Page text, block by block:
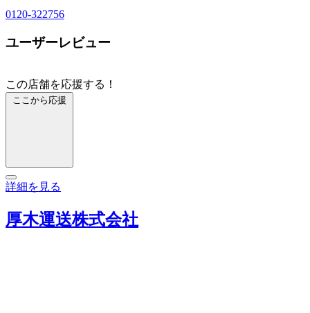
0120-322756
ユーザーレビュー
この店舗を応援する！
ここから応援
詳細を見る
厚木運送株式会社